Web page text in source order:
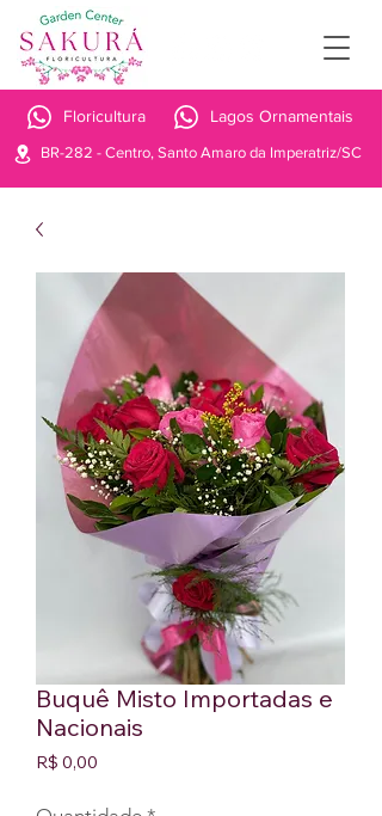
BR-282 - Centro, Santo Amaro da Imperatriz/SC
Floricultura Lagos Ornamentais
Buquê Misto Importadas e
Nacionais
R$ 0,00